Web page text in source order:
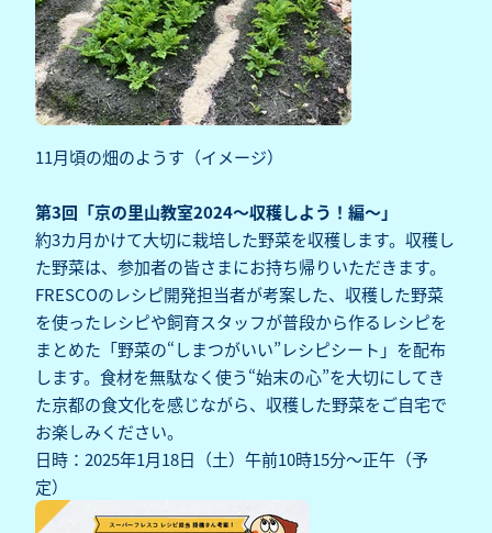
11月頃の畑のようす（イメージ）
第3回「京の里山教室2024～収穫しよう！編～」
約3カ月かけて大切に栽培した野菜を収穫します。収穫し
た野菜は、参加者の皆さまにお持ち帰りいただきます。
FRESCOのレシピ開発担当者が考案した、収穫した野菜
を使ったレシピや飼育スタッフが普段から作るレシピを
まとめた「野菜の“しまつがいい”レシピシート」を配布
します。食材を無駄なく使う“始末の心”を大切にしてき
た京都の食文化を感じながら、収穫した野菜をご自宅で
お楽しみください。
日時：2025年1月18日（土）午前10時15分～正午（予
定）